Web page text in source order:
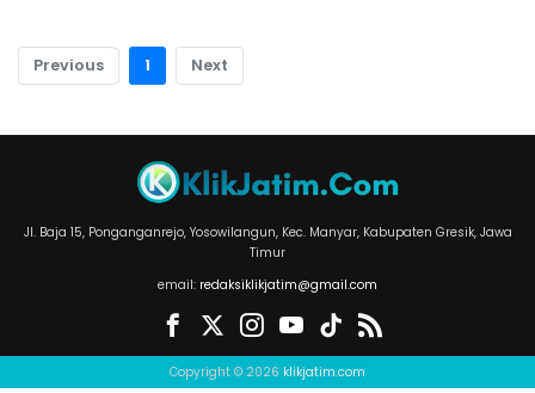
Previous 1 Next
Jl. Baja 15, Ponganganrejo, Yosowilangun, Kec. Manyar, Kabupaten Gresik, Jawa
Timur
email: redaksiklikjatim@gmail.com
Copyright © 2026 klikjatim.com